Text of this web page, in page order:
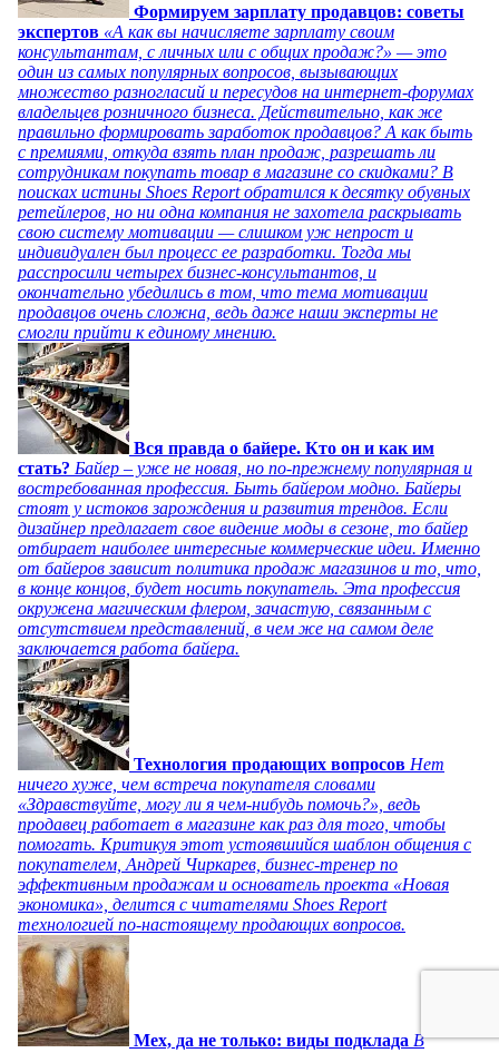
Формируем зарплату продавцов: советы
экспертов «А как вы начисляете зарплату своим
консультантам, с личных или с общих продаж?» — это
один из самых популярных вопросов, вызывающих
множество разногласий и пересудов на интернет-форумах
владельцев розничного бизнеса. Действительно, как же
правильно формировать заработок продавцов? А как быть
с премиями, откуда взять план продаж, разрешать ли
сотрудникам покупать товар в магазине со скидками? В
поисках истины Shoes Report обратился к десятку обувных
ретейлеров, но ни одна компания не захотела раскрывать
свою систему мотивации — слишком уж непрост и
индивидуален был процесс ее разработки. Тогда мы
расспросили четырех бизнес-консультантов, и
окончательно убедились в том, что тема мотивации
продавцов очень сложна, ведь даже наши эксперты не
смогли прийти к единому мнению.
Вся правда о байере. Кто он и как им
стать? Байер – уже не новая, но по-прежнему популярная и
востребованная профессия. Быть байером модно. Байеры
стоят у истоков зарождения и развития трендов. Если
дизайнер предлагает свое видение моды в сезоне, то байер
отбирает наиболее интересные коммерческие идеи. Именно
от байеров зависит политика продаж магазинов и то, что,
в конце концов, будет носить покупатель. Эта профессия
окружена магическим флером, зачастую, связанным с
отсутствием представлений, в чем же на самом деле
заключается работа байера.
Технология продающих вопросов Нет
ничего хуже, чем встреча покупателя словами
«Здравствуйте, могу ли я чем-нибудь помочь?», ведь
продавец работает в магазине как раз для того, чтобы
помогать. Критикуя этот устоявшийся шаблон общения с
покупателем, Андрей Чиркарев, бизнес-тренер по
эффективным продажам и основатель проекта «Новая
экономика», делится с читателями Shoes Report
технологией по-настоящему продающих вопросов.
Мех, да не только: виды подклада В